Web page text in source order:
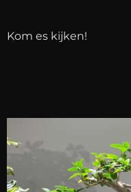
Kom es kijken!